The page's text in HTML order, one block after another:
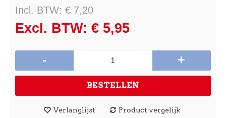
Incl. BTW: € 7,20
Excl. BTW: € 5,95
- +
BESTELLEN
Verlanglijst Product vergelijk